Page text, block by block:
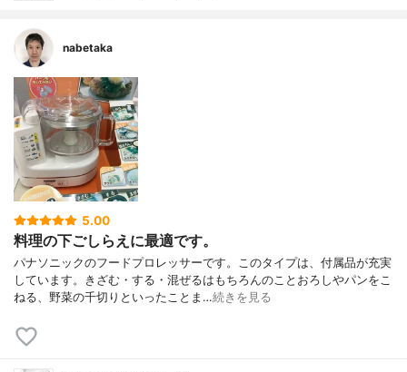
nabetaka
5.00
料理の下ごしらえに最適です。
パナソニックのフードプロレッサーです。このタイプは、付属品が充実
しています。きざむ・する・混ぜるはもちろんのことおろしやパンをこ
ねる、野菜の千切りといったことま…続きを見る